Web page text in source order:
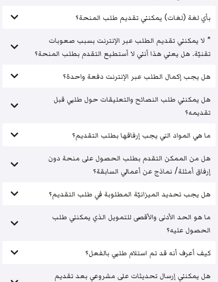
بأي لغة (لغات) يمكنني تقديم طلب المنحة؟
* لا يمكنني تقديم الطلب عبر الإنترنت بسبب صعوبات
تقنيّة. هل يعني هذا أنني لا أستطيع التقدم بطلب المنحة؟
هل يجب إكمال الطلب عبر الإنترنت دفعة واحدة؟
هل يمكنني طلب النصائح والتعليقات حول طلبي قبل
تقديمه؟
ما هي المواد التي يجب إرفاقها بطلب التقديم؟
هل من الممكن التقدم بطلب الحصول على منحة دون
إرفاق أمثلة/ نماذج عن أعمالي السابقة؟
هل يجب تحديد الميزانيّة المطلوبة في طلب التقديم؟
ما هو الحد الأدنى والأقصى للتمويل الذي يمكنني طلب
الحصول عليه؟
كيف أعرف أنه قد تم استلام طلبي بالفعل؟
هل يمكنني إرسال تحديثات على مشروعي بعد تقديم